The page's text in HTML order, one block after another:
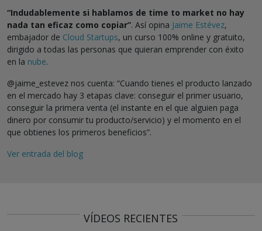
“Indudablemente si hablamos de time to market no hay
nada tan eficaz como copiar”. Así opina Jaime Estévez,
embajador de Cloud Startups, un curso 100% online y gratuito,
dirigido a todas las personas que quieran emprender con éxito
en la nube.
@jaime_estevez nos cuenta: “Cuando tienes el producto lanzado
en el mercado hay 3 etapas clave: conseguir el primer usuario,
conseguir la primera venta (el instante en el que alguien paga
dinero por consumir tu producto/servicio) y el momento en el
que obtienes los primeros beneficios”.
Ver entrada del blog
VÍDEOS RECIENTES